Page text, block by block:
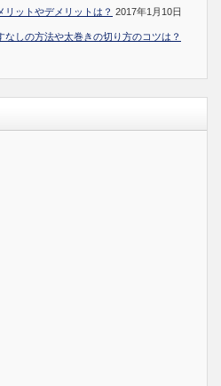
ットやデメリットは？ 2017年1月10日
しの方法や太巻きの切り方のコツは？